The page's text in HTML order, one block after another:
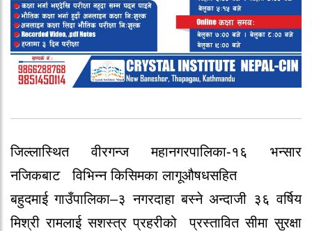
जिल्लास्थित वीरगन्ज महानगरपालिका-१६ भन्सार
नजिकबाट विभिन्न किसिमका लागूऔषधसहित
बहुदमाई गाउँपालिका–३ नगरदाहा बस्ने अन्दाजी ३६ वर्षिय
मिश्री रामलाई सशस्त्र प्रहरीको प्रस्तावित सीमा सुरक्षा